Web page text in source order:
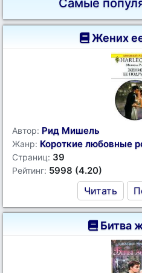
Самые
Жених
Автор: Рид Мишель
Жанр: Короткие любовные
Страниц: 39
Рейтинг: 5998 (4.20)
Читать
Битва